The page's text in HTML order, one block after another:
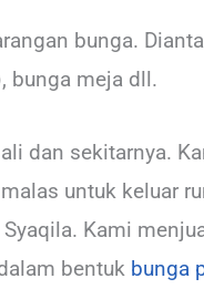
bunga.
bunga meja dll.
dan sekitarnya.
untuk keluar
Kami
bentuk bunga